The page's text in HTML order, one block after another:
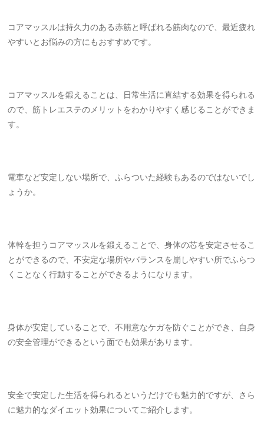
コアマッスルは持久力のある赤筋と呼ばれる筋肉なので、最近疲れ
やすいとお悩みの方にもおすすめです。
コアマッスルを鍛えることは、日常生活に直結する効果を得られる
ので、筋トレエステのメリットをわかりやすく感じることができま
す。
電車など安定しない場所で、ふらついた経験もあるのではないでし
ょうか。
体幹を担うコアマッスルを鍛えることで、身体の芯を安定させるこ
とができるので、不安定な場所やバランスを崩しやすい所でふらつ
くことなく行動することができるようになります。
身体が安定していることで、不用意なケガを防ぐことができ、自身
の安全管理ができるという面でも効果があります。
安全で安定した生活を得られるというだけでも魅力的ですが、さら
に魅力的なダイエット効果についてご紹介します。